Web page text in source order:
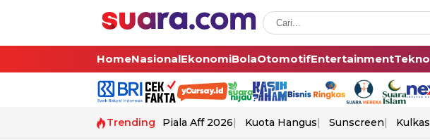
HomeNasionalEkonomiBolaOtomotifEntertainmentTekno
Trending Piala Aff 2026 Kuota Hangus Sunscreen Kulkas